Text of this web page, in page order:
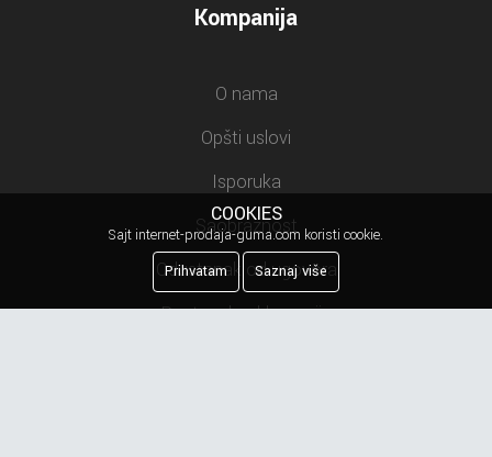
Kompanija
O nama
Opšti uslovi
Isporuka
Saobraznost
Odustanak od ugovora
Postupak reklamacije
COOKIES
Sajt internet-prodaja-guma.com koristi cookie.
Prihvatam
Saznaj više